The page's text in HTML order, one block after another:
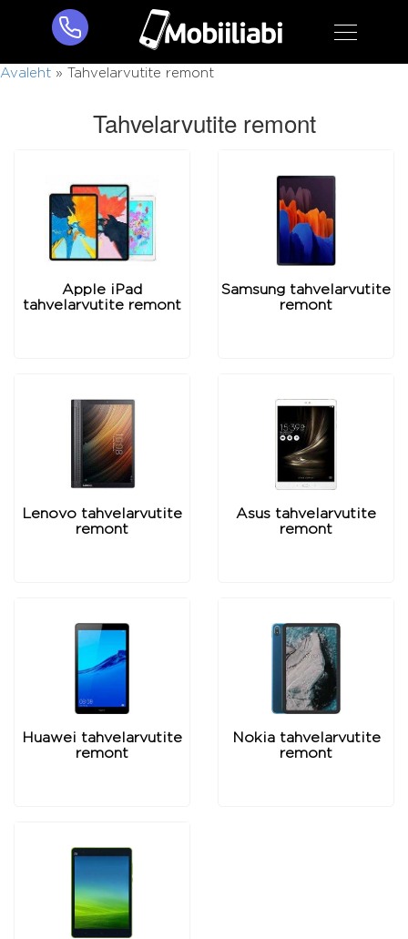
Avaleht » Tahvelarvutite remont
Tahvelarvutite remont
Apple iPad
tahvelarvutite remont
Samsung tahvelarvutite
remont
Lenovo tahvelarvutite
remont
Asus tahvelarvutite
remont
Huawei tahvelarvutite
remont
Nokia tahvelarvutite
remont